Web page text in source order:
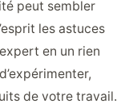
peut sembler
les astuces
en un rien
de votre travail.